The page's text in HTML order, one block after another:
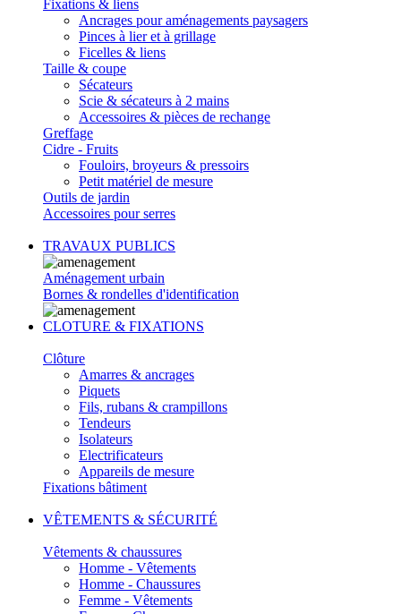
Fixations & liens
Ancrages pour aménagements paysagers
Pinces à lier et à grillage
Ficelles & liens
Taille & coupe
Sécateurs
Scie & sécateurs à 2 mains
Accessoires & pièces de rechange
Greffage
Cidre - Fruits
Fouloirs, broyeurs & pressoirs
Petit matériel de mesure
Outils de jardin
Accessoires pour serres
TRAVAUX PUBLICS
Aménagement urbain
Bornes & rondelles d'identification
CLOTURE & FIXATIONS
Clôture
Amarres & ancrages
Piquets
Fils, rubans & crampillons
Tendeurs
Isolateurs
Electrificateurs
Appareils de mesure
Fixations bâtiment
VÊTEMENTS & SÉCURITÉ
Vêtements & chaussures
Homme - Vêtements
Homme - Chaussures
Femme - Vêtements